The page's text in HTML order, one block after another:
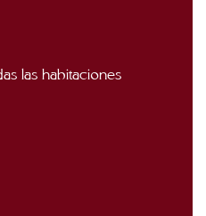
las habitaciones